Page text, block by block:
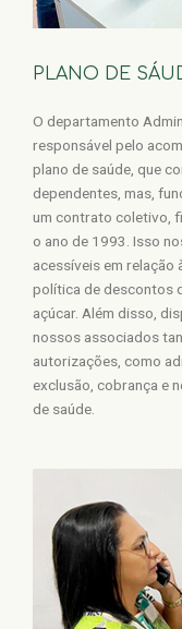
PLANO DE
O departamento
responsável pelo
plano de saúde, que
dependentes, mas,
um contrato coletivo,
o ano de 1993. Isso
acessíveis em relação
política de descontos
açúcar. Além disso,
nossos associados
autorizações, como
exclusão, cobrança e
de saúde.